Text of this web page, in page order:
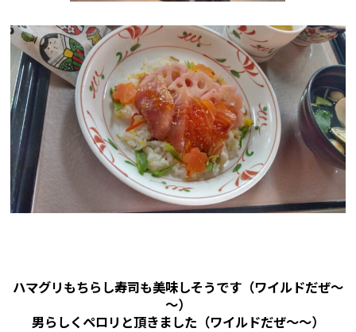
ハマグリもちらし寿司も美味しそうです（ワイルドだぜ～
～）
男らしくペロリと頂きました（ワイルドだぜ～～）